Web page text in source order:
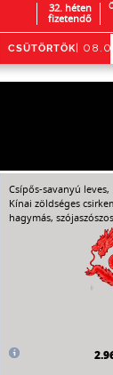
32. héten
fizetendő
CSÜTÖRTÖK |
Csípős-savanyú leves,
Kínai zöldséges
hagymás,